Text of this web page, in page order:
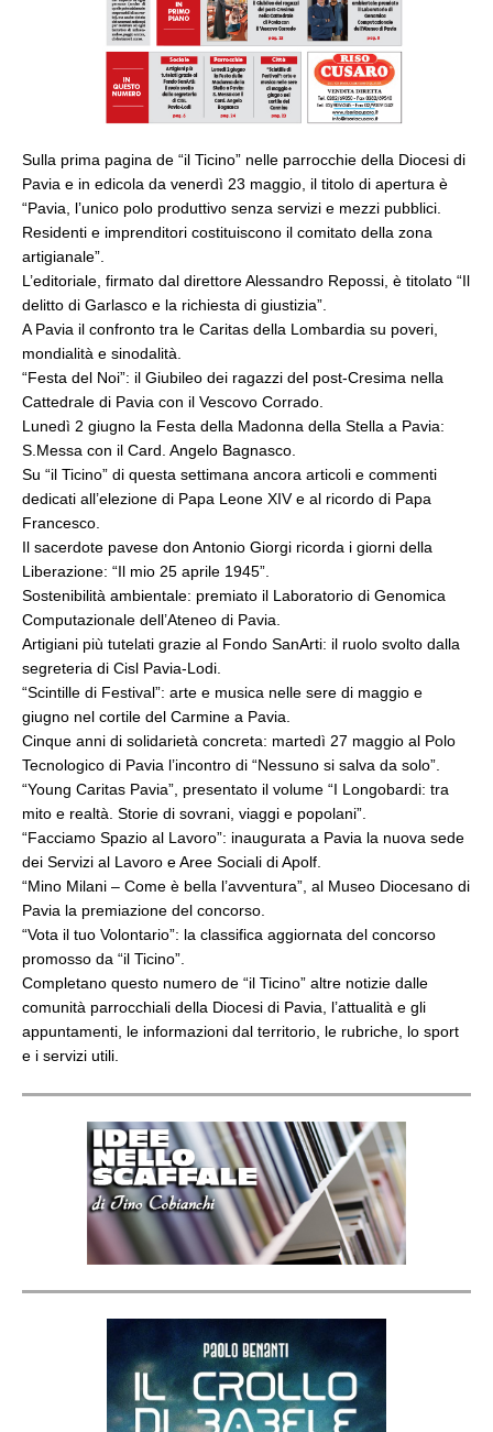
Sulla prima pagina de “il Ticino” nelle parrocchie della Diocesi di
Pavia e in edicola da venerdì 23 maggio, il titolo di apertura è
“Pavia, l’unico polo produttivo senza servizi e mezzi pubblici.
Residenti e imprenditori costituiscono il comitato della zona
artigianale”.
L’editoriale, firmato dal direttore Alessandro Repossi, è titolato “Il
delitto di Garlasco e la richiesta di giustizia”.
A Pavia il confronto tra le Caritas della Lombardia su poveri,
mondialità e sinodalità.
“Festa del Noi”: il Giubileo dei ragazzi del post-Cresima nella
Cattedrale di Pavia con il Vescovo Corrado.
Lunedì 2 giugno la Festa della Madonna della Stella a Pavia:
S.Messa con il Card. Angelo Bagnasco.
Su “il Ticino” di questa settimana ancora articoli e commenti
dedicati all’elezione di Papa Leone XIV e al ricordo di Papa
Francesco.
Il sacerdote pavese don Antonio Giorgi ricorda i giorni della
Liberazione: “Il mio 25 aprile 1945”.
Sostenibilità ambientale: premiato il Laboratorio di Genomica
Computazionale dell’Ateneo di Pavia.
Artigiani più tutelati grazie al Fondo SanArti: il ruolo svolto dalla
segreteria di Cisl Pavia-Lodi.
“Scintille di Festival”: arte e musica nelle sere di maggio e
giugno nel cortile del Carmine a Pavia.
Cinque anni di solidarietà concreta: martedì 27 maggio al Polo
Tecnologico di Pavia l’incontro di “Nessuno si salva da solo”.
“Young Caritas Pavia”, presentato il volume “I Longobardi: tra
mito e realtà. Storie di sovrani, viaggi e popolani”.
“Facciamo Spazio al Lavoro”: inaugurata a Pavia la nuova sede
dei Servizi al Lavoro e Aree Sociali di Apolf.
“Mino Milani – Come è bella l’avventura”, al Museo Diocesano di
Pavia la premiazione del concorso.
“Vota il tuo Volontario”: la classifica aggiornata del concorso
promosso da “il Ticino”.
Completano questo numero de “il Ticino” altre notizie dalle
comunità parrocchiali della Diocesi di Pavia, l’attualità e gli
appuntamenti, le informazioni dal territorio, le rubriche, lo sport
e i servizi utili.